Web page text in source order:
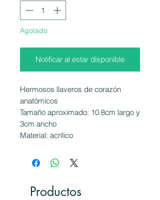
Agotado
Notificar al estar disponible
Hermosos llaveros de corazón
anatómicos
Tamaño aproximado: 10.8cm largo y
3cm ancho
Material: acrílico
Productos